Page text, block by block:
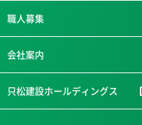
職人募集
会社案内
只松建設ホールディングス